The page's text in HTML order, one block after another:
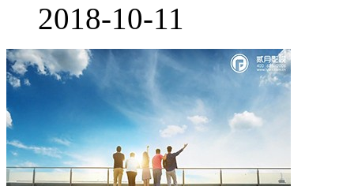
2018-10-11